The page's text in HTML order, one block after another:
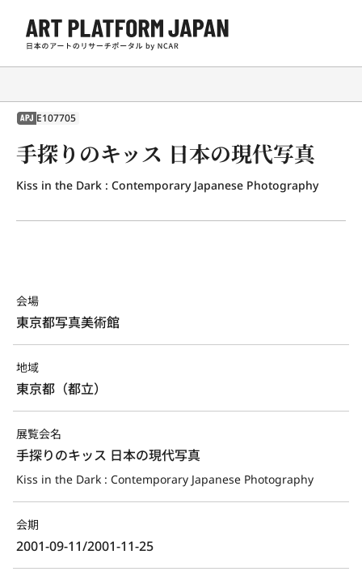
APJ E107705
手探りのキッス 日本の現代写真
Kiss in the Dark : Contemporary Japanese Photography
会場
東京都写真美術館
地域
東京都（都立）
展覧会名
手探りのキッス 日本の現代写真
Kiss in the Dark : Contemporary Japanese Photography
会期
2001-09-11/2001-11-25